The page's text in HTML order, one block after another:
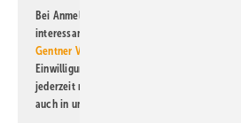
Bei Anmeldung zu diesem Newsletter bin ich
interessante Verlags- und Online-Angebote
Gentner Verlag GmbH & Co. KG
Einwilligung kann ich jederzeit widerrufen
jederzeit möglich. Informationen zum
auch in unserer